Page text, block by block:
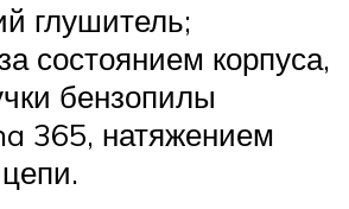
глушитель;
состоянием корпуса,
бензопилы
365, натяжением